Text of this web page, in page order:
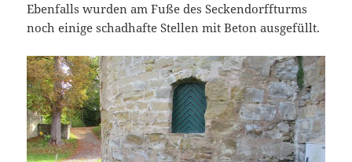
Ebenfalls wurden am Fuße des Seckendorffturms
noch einige schadhafte Stellen mit Beton ausgefüllt.